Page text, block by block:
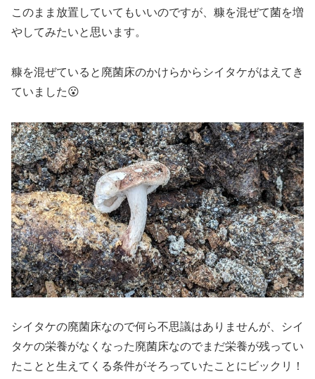
このまま放置していてもいいのですが、糠を混ぜて菌を増
やしてみたいと思います。
糠を混ぜていると廃菌床のかけらからシイタケがはえてき
ていました😮
シイタケの廃菌床なので何ら不思議はありませんが、シイ
タケの栄養がなくなった廃菌床なのでまだ栄養が残ってい
たことと生えてくる条件がそろっていたことにビックリ！